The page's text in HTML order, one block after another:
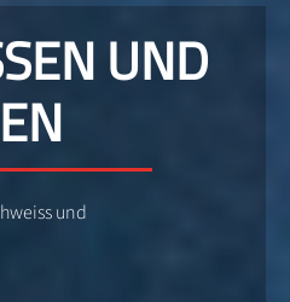
UND
und